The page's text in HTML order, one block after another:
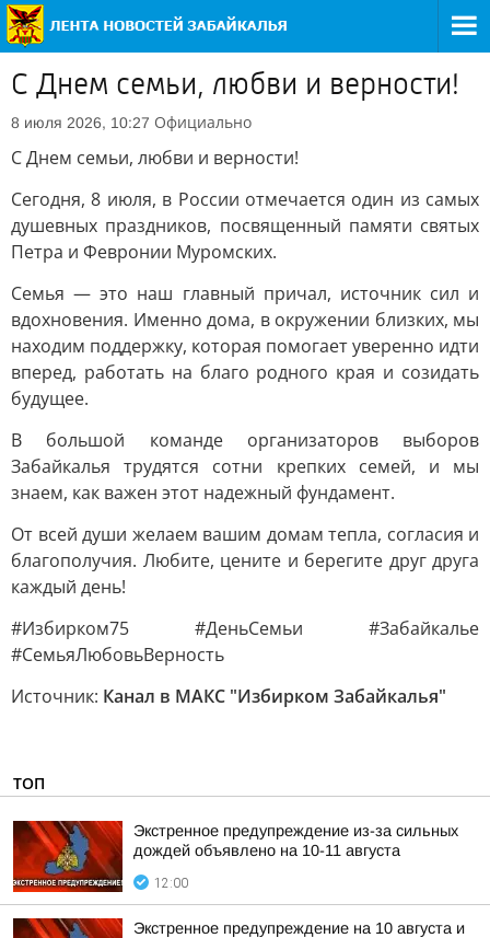
С Днем семьи, любви и верности!
8 июля 2026, 10:27 Официально
С Днем семьи, любви и верности!
Сегодня, 8 июля, в России отмечается один из самых
душевных праздников, посвященный памяти святых
Петра и Февронии Муромских.
Семья — это наш главный причал, источник сил и
вдохновения. Именно дома, в окружении близких, мы
находим поддержку, которая помогает уверенно идти
вперед, работать на благо родного края и созидать
будущее.
В большой команде организаторов выборов
Забайкалья трудятся сотни крепких семей, и мы
знаем, как важен этот надежный фундамент.
От всей души желаем вашим домам тепла, согласия и
благополучия. Любите, цените и берегите друг друга
каждый день!
#Избирком75 #ДеньСемьи #Забайкалье
#СемьяЛюбовьВерность
Источник: Канал в МАКС "Избирком Забайкалья"
ТОП
Экстренное предупреждение из-за сильных
дождей объявлено на 10-11 августа
12:00
Экстренное предупреждение на 10 августа и